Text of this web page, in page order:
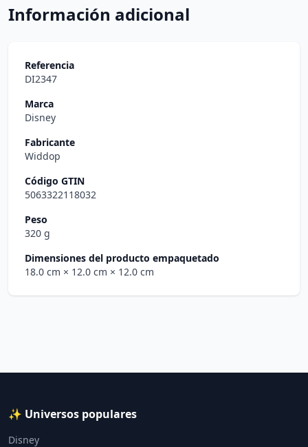
Información adicional
Referencia
DI2347
Marca
Disney
Fabricante
Widdop
Código GTIN
5063322118032
Peso
320 g
Dimensiones del producto empaquetado
18.0 cm × 12.0 cm × 12.0 cm
✨ Universos populares
Disney